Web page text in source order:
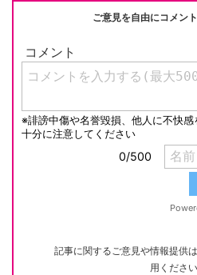
ご意見を自由にコメン
記事に関するご意見や情報提供
用ください